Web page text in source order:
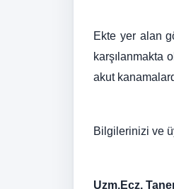
Ekte yer alan
karşılanmakta
akut
Bilgilerinizi ve
Uzm.Ecz.